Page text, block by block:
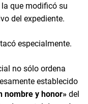
que modificó su
del expediente.
especialmente.
no sólo ordena
establecido
nombre y honor» del